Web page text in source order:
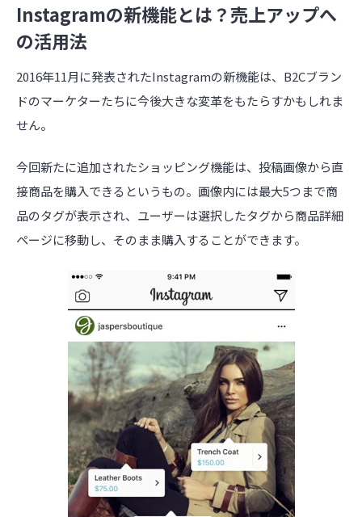
Instagramの新機能とは？売上アップへ
の活用法
2016年11月に発表されたInstagramの新機能は、B2Cブラン
ドのマーケターたちに今後大きな変革をもたらすかもしれま
せん。
今回新たに追加されたショッピング機能は、投稿画像から直
接商品を購入できるというもの。画像内には最大5つまで商
品のタグが表示され、ユーザーは選択したタグから商品詳細
ページに移動し、そのまま購入することができます。